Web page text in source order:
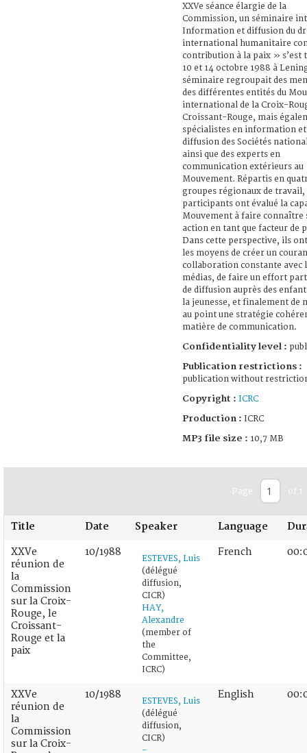
XXVe séance élargie de la
Commission, un séminaire
Information et diffusion du
international humanitaire
contribution à la paix » s’est
10 et 14 octobre 1988 à
séminaire regroupait des
des différentes entités du
international de la Croix-
Croissant-Rouge, mais
spécialistes en information et
diffusion des Sociétés
ainsi que des experts en
communication extérieurs au
Mouvement. Répartis en
groupes régionaux de travail,
participants ont évalué la
Mouvement à faire connaître
action en tant que facteur de
Dans cette perspective, ils
les moyens de créer un
collaboration constante avec
médias, de faire un effort
de diffusion auprès des
la jeunesse, et finalement de
au point une stratégie
matière de communication.
Confidentiality level :
Publication restrictions :
publication without
Copyright : ICRC
Production : ICRC
MP3 file size : 10,7 MB
Page of 1
Title Date Speaker Language
XXVe
réunion de
la
Commission
sur la Croix-
Rouge, le
Croissant-
Rouge et la
paix
10/1988
ESTEVES, Luis
(délégué
diffusion,
CICR)
HAY,
Alexandre
(member of
the
Committee,
ICRC)
French
XXVe
réunion de
la
Commission
sur la Croix-
10/1988
ESTEVES, Luis
(délégué
diffusion,
CICR)
-
English